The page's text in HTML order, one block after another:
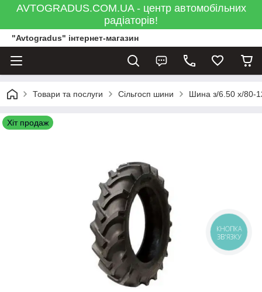
AVTOGRADUS.COM.UA - центр автомобільних
радіаторів!
"Avtogradus" інтернет-магазин
Товари та послуги Сільгосп шини Шина з/6.50 х/80-
Хіт продаж
КНОПКА
ЗВ'ЯЗКУ